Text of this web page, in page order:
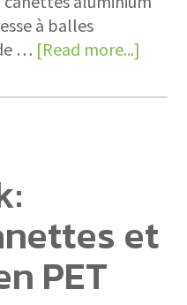
à balles
… [Read more...]
et
PET